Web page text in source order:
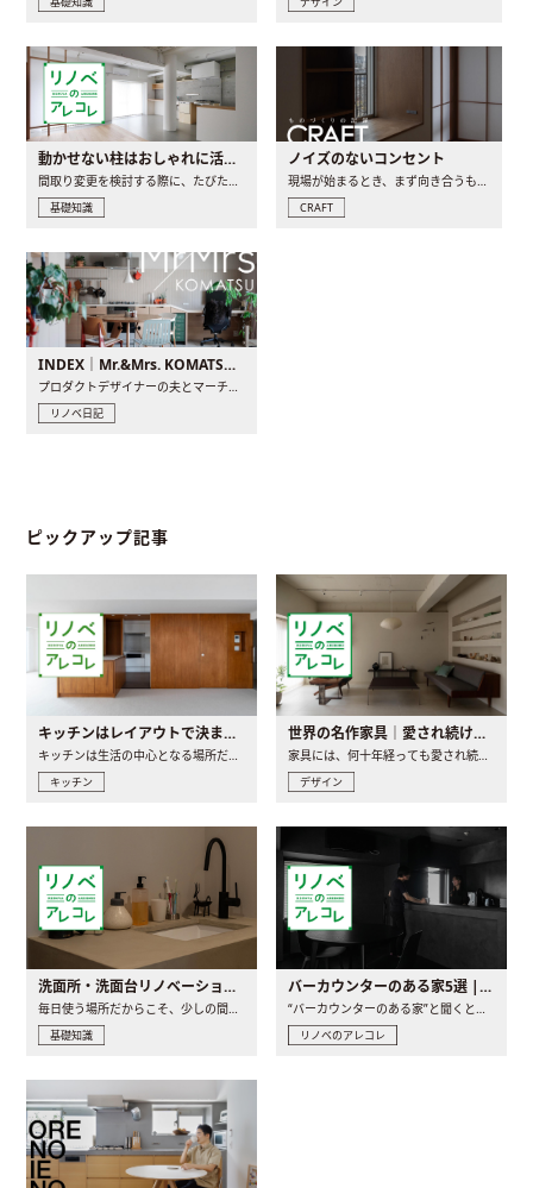
動かせない柱はおしゃれに活用！柱を魅せるリノベーション(リノベ)4選
基礎知識
ノイズのないコンセント
CRAFT
INDEX｜Mr.&Mrs. KOMATSU renovation diary
リノベ日記
ピックアップ記事
キッチンはレイアウトで決まる。後悔しないための考え方と選び方
キッチンは生活の中心となる場所だからこそ、家の中のどこに置..
キッチン
世界の名作家具｜愛され続ける理由と一生モノとの出会い方
家具には、何十年経っても愛され続ける「名作」と呼ばれるもの..
デザイン
洗面所・洗面台リノベーションの事例と間取りアイデア
基礎知識
バーカウンターのある家5選 | 日常に馴染む“距離の近い”キッチンとは
リノベのアレコレ